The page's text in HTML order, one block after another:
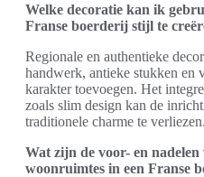
Welke decoratie kan ik
Franse boerderij stijl te
Regionale en authentieke
handwerk, antieke stukken en
karakter toevoegen. Het
zoals slim design kan de
traditionele charme te verliezen.
Wat zijn de voor- en
woonruimtes in een Franse